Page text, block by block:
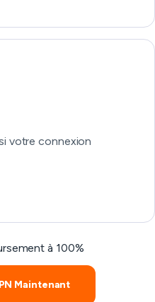
votre connexion
à 100%
Maintenant